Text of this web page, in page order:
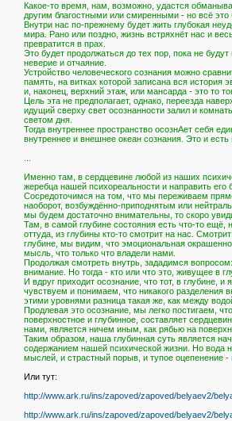
Какое-то время, нам, возможно, удастся
другим благостными или смиренными - но всё это
Внутри нас по-прежнему будет жить глубокая
мира. Рано или поздно, жизнь встряхнёт нас и
превратится в прах.
Это будет продолжаться до тех пор, пока не
неверие и отчаяние.
Устройство человеческого сознания можно
память, на витках которой записана вся
и, наконец, верхний этаж, или мансарда - это то
Цель эта не предполагает, однако, переезда
идущий сверху свет осознанности залил и
светом дня.
Тогда внутреннее пространство осознАет себя
внутреннее и внешнее океан сознания. Это и
Именно там, в сердцевине любой из наших
жеребца нашей психореальности и направить
Сосредоточимся на том, что мы переживаем
наоборот, возбуждённо-приподнятым или
мы будем достаточно внимательны, то скоро
Там, в самой глубине состояния есть что-то ещё,
оттуда, из глубины кто-то смотрит на нас.
глубине, мы видим, что эмоциональная
мысль, что только что владели нами.
Продолжая смотреть внутрь, зададимся
внимание. Но тогда - кто или что это, живущее в
И вдруг приходит осознание, что тот, в глубине,
чувствуем и понимаем, что никакого разделения
этими уровнями разница такая же, как между
Продлевая это осознание, мы легко постигаем,
поверхностное и глубинное, составляет
нами, является ничем иным, как рябью на
Таким образом, наша глубинная суть является
содержанием нашей психической жизни. Но вода
мыслей, и страстный порыв, и тупое оцепенение
Или тут:
http://www.ark.ru/ins/zapoved/zapoved/belyaev2/
http://www.ark.ru/ins/zapoved/zapoved/belyaev2/